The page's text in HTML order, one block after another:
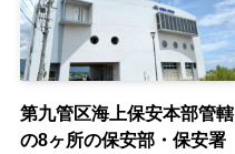
第九管区海上保安本部管轄
の8ヶ所の保安部・保安署